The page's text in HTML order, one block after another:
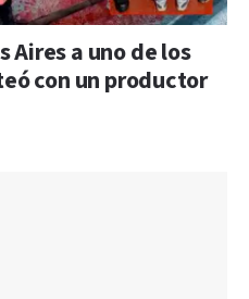
Aires a uno de los
con un productor